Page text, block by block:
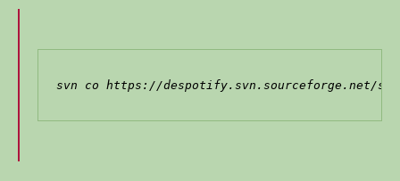
svn co https://despotify.svn.sourceforge.net/